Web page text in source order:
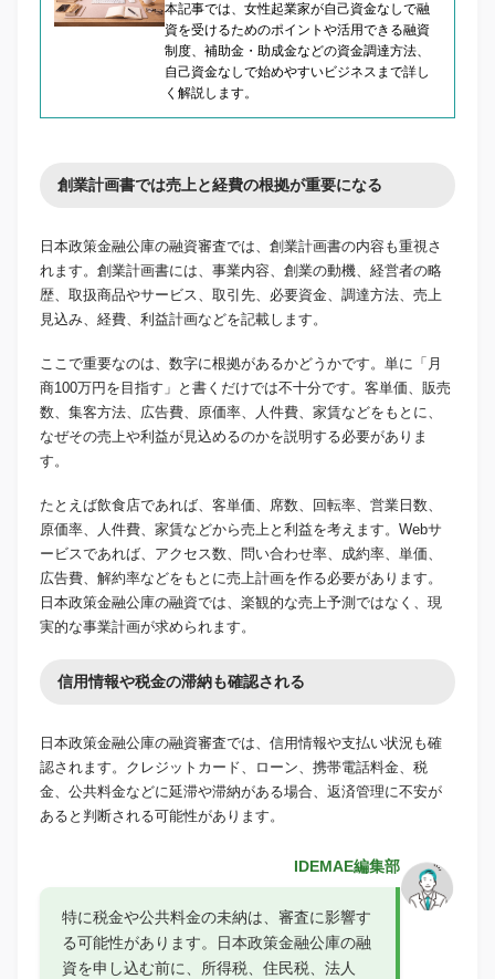
本記事では、女性起業家が自己資金なしで融
資を受けるためのポイントや活用できる融資
制度、補助金・助成金などの資金調達方法、
自己資金なしで始めやすいビジネスまで詳し
く解説します。
創業計画書では売上と経費の根拠が重要になる
日本政策金融公庫の融資審査では、創業計画書の内容も重視さ
れます。創業計画書には、事業内容、創業の動機、経営者の略
歴、取扱商品やサービス、取引先、必要資金、調達方法、売上
見込み、経費、利益計画などを記載します。
ここで重要なのは、数字に根拠があるかどうかです。単に「月
商100万円を目指す」と書くだけでは不十分です。客単価、販売
数、集客方法、広告費、原価率、人件費、家賃などをもとに、
なぜその売上や利益が見込めるのかを説明する必要がありま
す。
たとえば飲食店であれば、客単価、席数、回転率、営業日数、
原価率、人件費、家賃などから売上と利益を考えます。Webサ
ービスであれば、アクセス数、問い合わせ率、成約率、単価、
広告費、解約率などをもとに売上計画を作る必要があります。
日本政策金融公庫の融資では、楽観的な売上予測ではなく、現
実的な事業計画が求められます。
信用情報や税金の滞納も確認される
日本政策金融公庫の融資審査では、信用情報や支払い状況も確
認されます。クレジットカード、ローン、携帯電話料金、税
金、公共料金などに延滞や滞納がある場合、返済管理に不安が
あると判断される可能性があります。
IDEMAE編集部
特に税金や公共料金の未納は、審査に影響す
る可能性があります。日本政策金融公庫の融
資を申し込む前に、所得税、住民税、法人